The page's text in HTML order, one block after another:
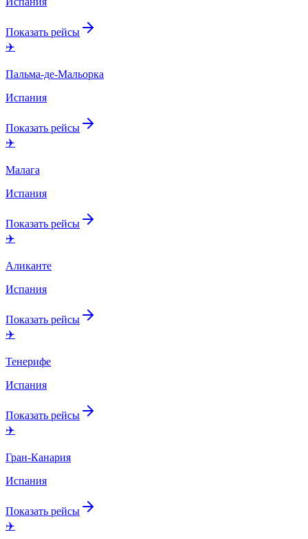
Показать рейсы
✈️
Пальма-де-Мальорка
Испания
Показать рейсы
✈️
Малага
Испания
Показать рейсы
✈️
Аликанте
Испания
Показать рейсы
✈️
Тенерифе
Испания
Показать рейсы
✈️
Гран-Канария
Испания
Показать рейсы
✈️